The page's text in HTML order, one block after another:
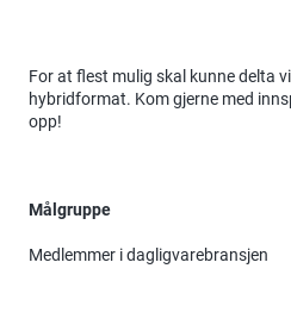
For at flest mulig skal kunne delta
hybridformat. Kom gjerne med
opp!
Målgruppe
Medlemmer i dagligvarebransjen